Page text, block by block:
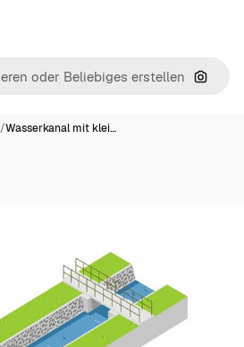
Nach
/Wasserkanal mit klei…